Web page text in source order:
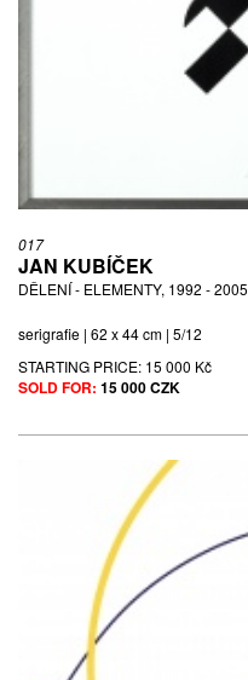
017
JAN KUBÍČEK
DĚLENÍ - ELEMENTY, 1992 - 2005
serigrafie | 62 x 44 cm | 5/12
STARTING PRICE: 15 000 Kč
SOLD FOR: 15 000 CZK